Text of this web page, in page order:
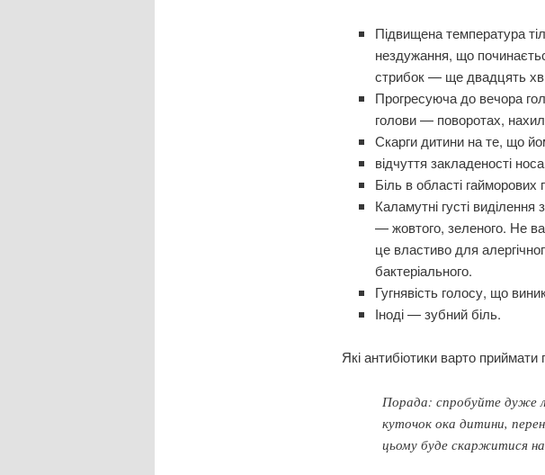
Підвищена температура
нездужання, що
стрибок — ще двадцять
Прогресуюча до вечора
голови — поворотах,
Скарги дитини на те, що
відчуття закладеності
Біль в області гайморових
Каламутні густі
— жовтого, зеленого. Не
це властиво для
бактеріального.
Гугнявість голосу, що
Іноді — зубний біль.
Які антибіотики варто
Порада: спробуйте дуже
куточок ока дитини,
цьому буде скаржитися